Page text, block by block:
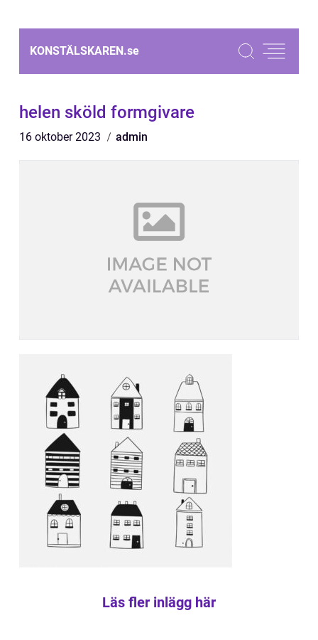
KONSTÄLSKAREN.se
helen sköld formgivare
16 oktober 2023 admin
Läs fler inlägg här